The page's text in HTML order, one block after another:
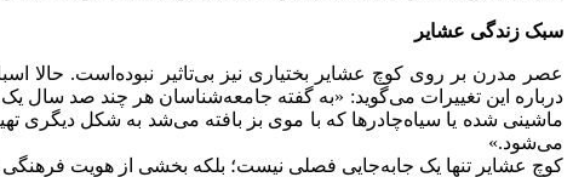
سبک زندگی عشایر
عصر مدرن بر روی کوچ عشایر بختیاری نیز بی‌تاثیر نبوده‌است. حالا
درباره این تغییرات می‌گوید: «به گفته جامعه‌شناسان هر چند صد سال
ماشینی شده یا سیاه‌چادرها که با موی بز بافته می‌شد به شکل دیگری
می‌شود.»
کوچ عشایر تنها یک جابه‌جایی فصلی نیست؛ بلکه بخشی از هویت